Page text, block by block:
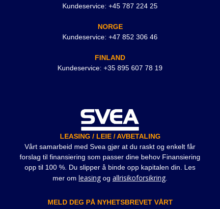
Kundeservice: +45 787 224 25
NORGE
Kundeservice: +47 852 306 46
FINLAND
Kundeservice: +35 895 607 78 19
LEASING / LEIE / AVBETALING
Vårt samarbeid med Svea gjør at du raskt og enkelt får
forslag til finansiering som passer dine behov Finansiering
opp til 100 %. Du slipper å binde opp kapitalen din. Les
mer om leasingog allrisikoforsikring.
MELD DEG PÅ NYHETSBREVET VÅRT